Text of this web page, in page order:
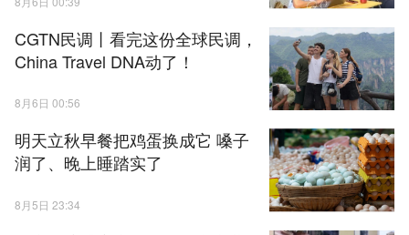
CGTN民调丨看完这份全球民调，
China Travel DNA动了！
8月6日 00:56
明天立秋早餐把鸡蛋换成它 嗓子
润了、晚上睡踏实了
8月5日 23:34